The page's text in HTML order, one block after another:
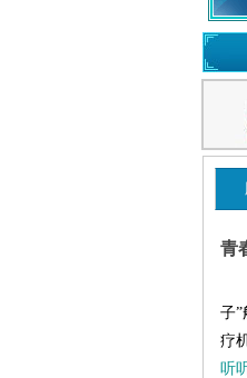
青
子
疗
听